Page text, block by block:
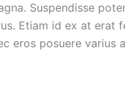
Suspendisse
Etiam id ex at
eros posuere varius